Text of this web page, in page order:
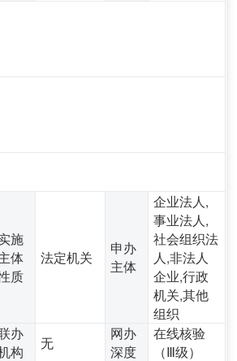
施
体
质
法定机关
申办
主体
企业法人,
事业法人,
社会组织法
人,非法人
企业,行政
机关,其他
组织
办
构
无
网办
深度
在线核验
（Ⅲ级）